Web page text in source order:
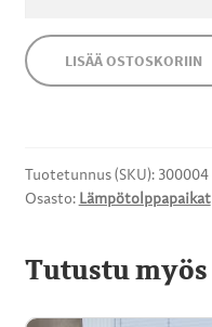
Koulukeskus
A-
LISÄÄ OSTOSKORIIN
Tuotetunnus (SKU): 300004
Osasto: Lämpötolppapaikat
Tutustu myös